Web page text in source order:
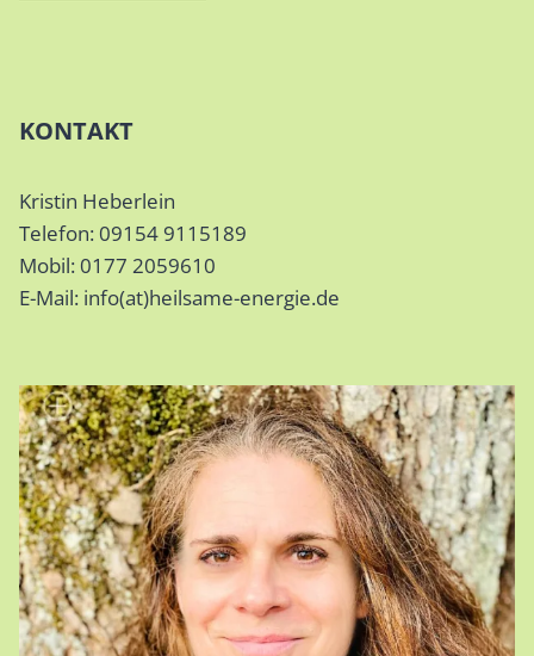
KONTAKT
Kristin Heberlein
Telefon: 09154 9115189
Mobil: 0177 2059610
E-Mail: info(at)heilsame-energie.de